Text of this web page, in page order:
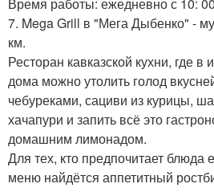
Время работы: ежедневно с 10:
7. Mega Grill в "Мега Дыбенко" -
км.
Ресторан кавказской кухни, где в
дома можно утолить голод
чебуреками, сациви из курицы,
хачапури и запить всё это
домашним лимонадом.
Для тех, кто предпочитает блюда
меню найдётся аппетитный